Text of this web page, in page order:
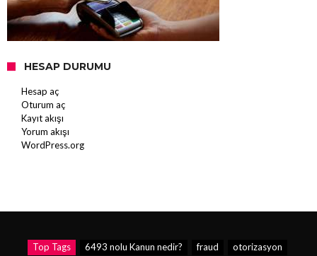
HESAP DURUMU
Hesap aç
Oturum aç
Kayıt akışı
Yorum akışı
WordPress.org
Top Tags 6493 nolu Kanun nedir? fraud otorizasyon